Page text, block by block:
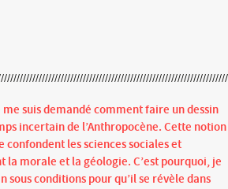
suis demandé comment faire un dessin
incertain de l’Anthropocène. Cette notion
confondent les sciences sociales et
la morale et la géologie. C’est pourquoi, je
sous conditions pour qu’il se révèle dans